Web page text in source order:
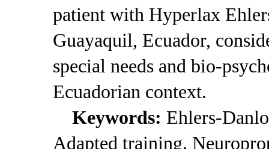
patient with Hyperlax
Guayaquil, Ecuador,
special needs and bio-
Ecuadorian context.
Keywords: Ehlers-
Adapted training.